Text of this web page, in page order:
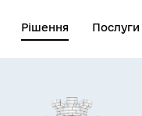
Рішення Послуги